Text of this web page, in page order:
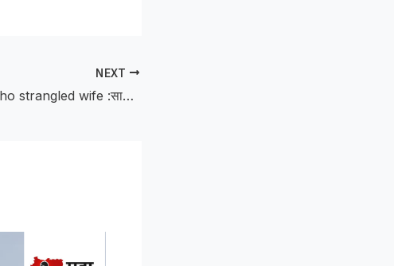
NEXT
Husband who strangled wife :साडीने गळा आवळून पत्नीची हत्या करणाऱ्या पतीस जन्मठेप ; बुलढाणा न्यायालयाचा महत्त्वपूर्ण निकाल